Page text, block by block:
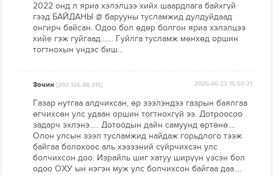
2022 онд л яриа хэлэлцээ хийх шаардлага байхгүй
гээд БАЙДАНЫ @ барууны тусламжид дулдуйдаад
онгирч байсан. Одоо бол өдөр болгон яриа хэлэлцээ
хийе гэж гуйгаад....... Гуйлга тусламж мөнхөд оршин
тогтнохын үндэс биш...
Зочин[202.126.88.215] 2025-06-23 15:50:21
Газар нутгаа алдчихсан, өр зээлэндээ газрын баялгаа
өгчихсөн улс удаан оршин тогтнохгүй ээ. Дотроосоо
задарч эхлэнэ..... Дотоодын дайн самуунд өртөнө....
Олон улсын зээл тусламжид найдаж горьдлого тээж
байгаа болохоос аль хэзээний сүйрчихсэн улс
болчихсон доо. Израйль шиг хатуу ширүүн үзсэн бол
одоо ОХУ ын нэгэн муж улс болчихсон байгаа даа....